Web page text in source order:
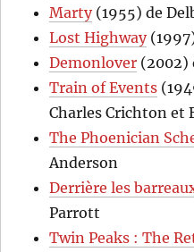
Marty(1955) de
Lost Highway
Demonlover (2002)
Train of Events
Charles Crichton et
The Phoenician
Anderson
Derrière les
Parrott
Twin Peaks : The